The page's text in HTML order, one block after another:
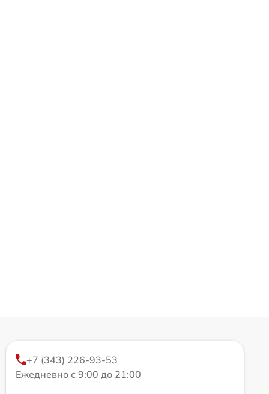
+7 (343) 226-93-53
Ежедневно с 9:00 до 21:00